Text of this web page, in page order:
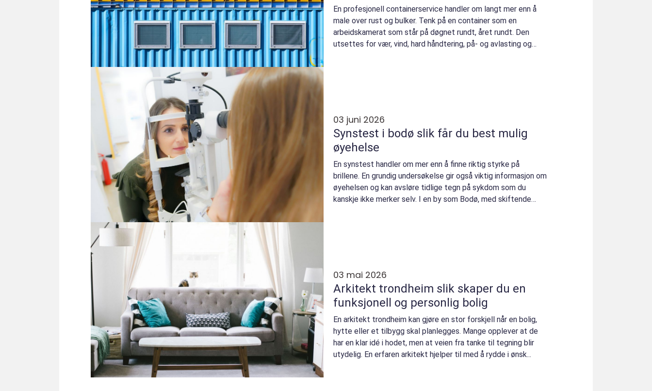
En profesjonell containerservice handler om langt mer enn å
male over rust og bulker. Tenk på en container som en
arbeidskamerat som står på døgnet rundt, året rundt. Den
utsettes for vær, vind, hard håndtering, på- og avlasting og
03 juni 2026
Synstest i bodø slik får du best mulig
øyehelse
En synstest handler om mer enn å finne riktig styrke på
brillene. En grundig undersøkelse gir også viktig informasjon om
øyehelsen og kan avsløre tidlige tegn på sykdom som du
kanskje ikke merker selv. I en by som Bodø, med skiftende
03 mai 2026
Arkitekt trondheim slik skaper du en
funksjonell og personlig bolig
En arkitekt trondheim kan gjøre en stor forskjell når en bolig,
hytte eller et tilbygg skal planlegges. Mange opplever at de
har en klar idé i hodet, men at veien fra tanke til tegning blir
utydelig. En erfaren arkitekt hjelper til med å rydde i ønsk...